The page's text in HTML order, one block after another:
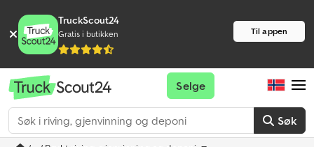
TruckScout24
Gratis i butikken Til appen
Søk
Selge